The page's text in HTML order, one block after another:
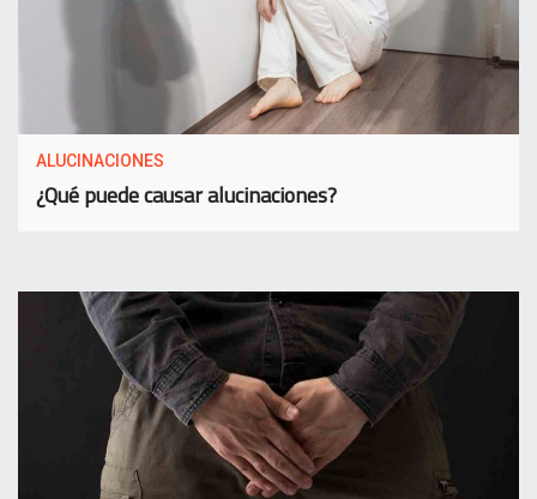
ALUCINACIONES
¿Qué puede causar alucinaciones?